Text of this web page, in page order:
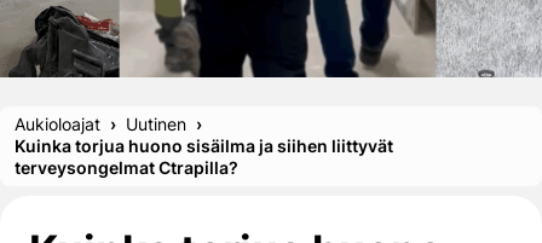
Aukioloajat
Uutinen
Kuinka torjua huono sisäilma ja siihen liittyvät
terveysongelmat Ctrapilla?